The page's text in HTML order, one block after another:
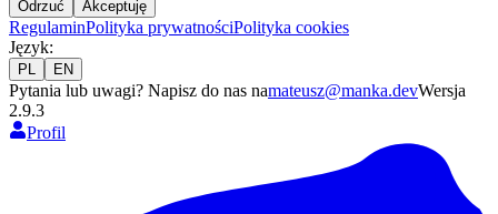
Odrzuć Akceptuję
RegulaminPolityka prywatnościPolityka cookies
Język:
PL EN
Pytania lub uwagi? Napisz do nas namateusz@manka.devWersja
2.9.3
Profil